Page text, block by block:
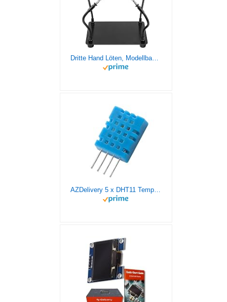
Dritte Hand Löten, Modellbau Zubehör, tonhui Löt-Leiterplattenhalter-Werkzeug, Four Arms Helping Hands Bastelt Schmuck Hobby-Werkstatt Helping Station
AZDelivery 5 x DHT11 Temperatursensor und Luftfeuchtigkeitssensor kompatibel mit Arduino und Raspberry Pi inklusive E-Book!